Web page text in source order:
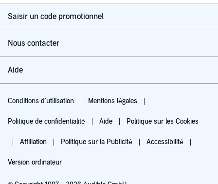
Saisir un code promotionnel
Nous contacter
Aide
Conditions d'utilisation Mentions légales
Politique de confidentialité Aide Politique sur les Cookies
Affiliation Politique sur la Publicité Accessibilité
Version ordinateur